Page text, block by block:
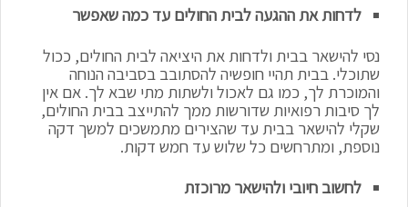
לדחות את ההגעה לבית החולים עד כמה שאפשר
נסי להישאר בבית ולדחות את היציאה לבית החולים, ככול
שתוכלי. בבית תהיי חופשיה להסתובב בסביבה הנוחה
והמוכרת לך, כמו גם לאכול ולשתות מתי שבא לך. אם אין
לך סיבות רפואיות שדורשות ממך להתייצב בבית החולים,
שקלי להישאר בבית עד שהצירים מתמשכים למשך דקה
נוספת, ומתרחשים כל שלוש עד חמש דקות.
לחשוב חיובי ולהישאר מרוכזת